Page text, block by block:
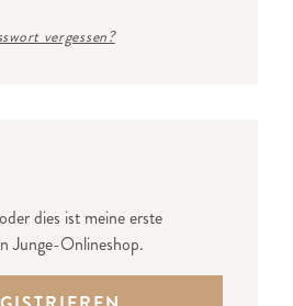
vergessen?
dies ist meine erste
Junge-Onlineshop.